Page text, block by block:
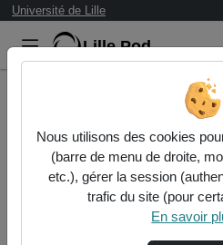
Université de Lille
Lille.Pod
Retour d'expériences - Filmer
Nous utilisons des cookies
(barre de menu de droite,
etc.), gérer la session
trafic du site (pour
En savoir